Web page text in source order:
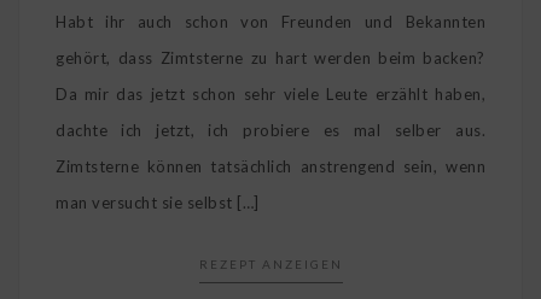
Habt ihr auch schon von Freunden und Bekannten
gehört, dass Zimtsterne zu hart werden beim backen?
Da mir das jetzt schon sehr viele Leute erzählt haben,
dachte ich jetzt, ich probiere es mal selber aus.
Zimtsterne können tatsächlich anstrengend sein, wenn
man versucht sie selbst […]
REZEPT ANZEIGEN